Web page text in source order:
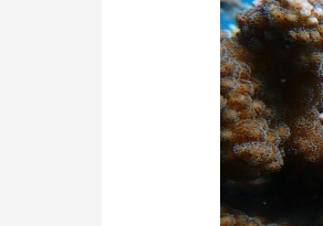
ARE
ALL
CORAL
PLANTERS!